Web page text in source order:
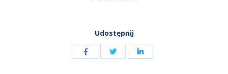
Udostępnij
Udostępnij Udostępnij